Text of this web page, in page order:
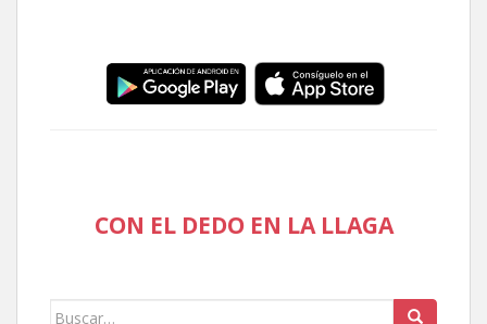
CON EL DEDO EN LA LLAGA
Buscar: